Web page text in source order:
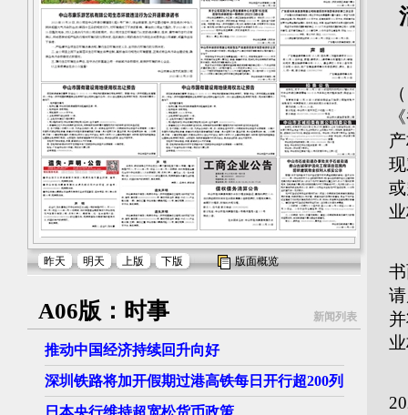
昨天 明天 上版 下版 版面概览
A06版：时事 新闻列表
推动中国经济持续回升向好
深圳铁路将加开假期过港高铁每日开行超200列
日本央行维持超宽松货币政策